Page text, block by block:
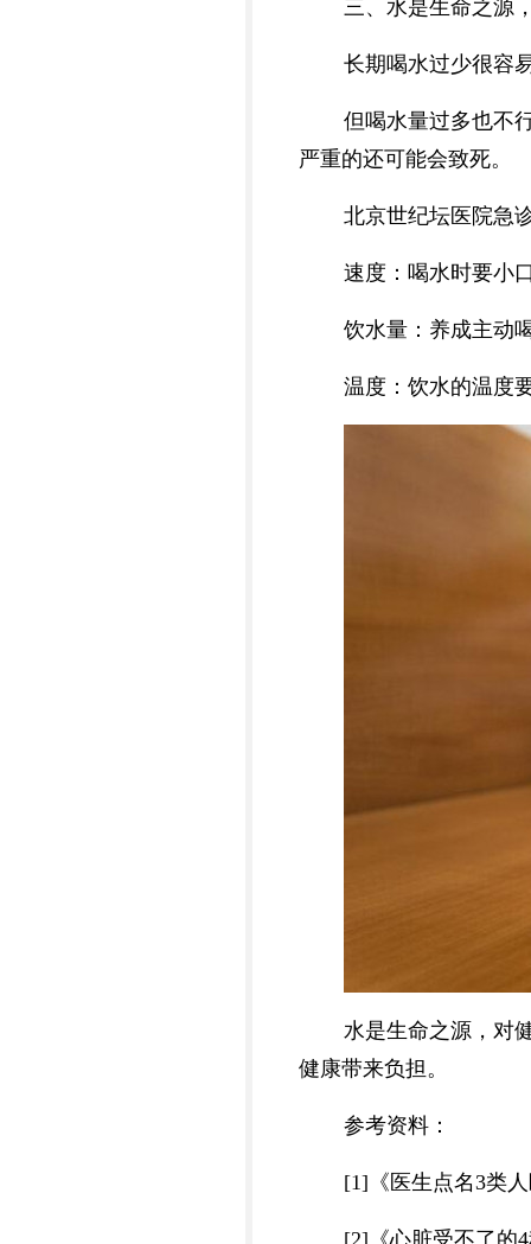
三、水是生命之源
长期喝水过少很容
但喝水量过多也不
严重的还可能会致死。
北京世纪坛医院急
速度：喝水时要小
饮水量：养成主动
温度：饮水的温度
水是生命之源，对
健康带来负担。
参考资料：
[1]《医生点名3类
[2]《心脏受不了的